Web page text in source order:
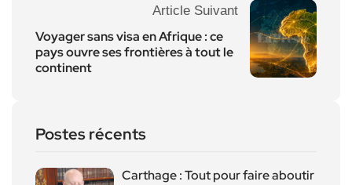
Article Suivant
Voyager sans visa en Afrique : ce
pays ouvre ses frontières à tout le
continent
Postes récents
Carthage : Tout pour faire aboutir